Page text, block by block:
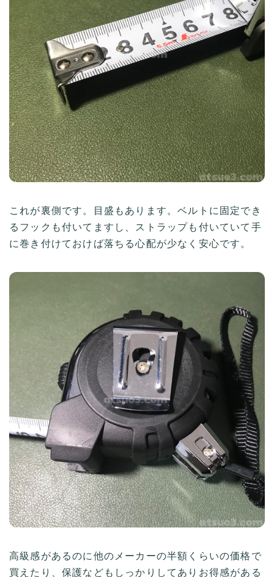
これが裏側です。目盛もあります。ベルトに固定でき
るフックも付いてますし、ストラップも付いていて手
に巻き付けておけば落ちる心配が少なく安心です。
高級感があるのに他のメーカーの半額くらいの価格で
買えたり、保護などもしっかりしてありお得感がある